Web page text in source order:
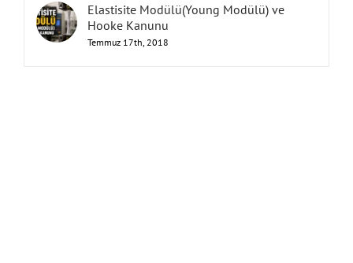
Elastisite Modülü(Young Modülü) ve
Hooke Kanunu
Temmuz 17th, 2018